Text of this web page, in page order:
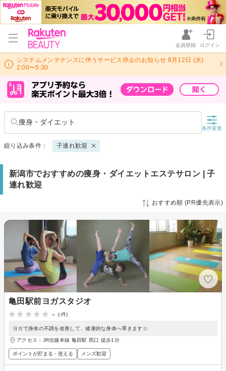
会員登録 ログイン
システムメンテナンスに伴うサービス停止のお知らせ 8月12日 (水)
2:00〜5:30
痩身・ダイエット
条件変更
絞り込み条件： 子連れ歓迎
新潟市でおすすめの痩身・ダイエットエステサロン | 子
連れ歓迎
おすすめ順 (PR優先表示)
亀田駅前ヨガスタジオ
-
(-件)
ヨガで身体の不調を改善して、健康的な身体へ導きます☆
アクセス：JR信越本線 亀田駅 西口 徒歩1分
ポイントが貯まる・使える メンズ歓迎